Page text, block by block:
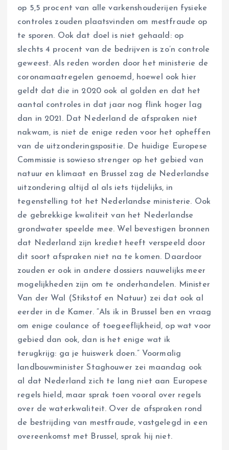
op 5,5 procent van alle varkenshouderijen fysieke
controles zouden plaatsvinden om mestfraude op
te sporen. Ook dat doel is niet gehaald: op
slechts 4 procent van de bedrijven is zo’n controle
geweest. Als reden worden door het ministerie de
coronamaatregelen genoemd, hoewel ook hier
geldt dat die in 2020 ook al golden en dat het
aantal controles in dat jaar nog flink hoger lag
dan in 2021. Dat Nederland de afspraken niet
nakwam, is niet de enige reden voor het opheffen
van de uitzonderingspositie. De huidige Europese
Commissie is sowieso strenger op het gebied van
natuur en klimaat en Brussel zag de Nederlandse
uitzondering altijd al als iets tijdelijks, in
tegenstelling tot het Nederlandse ministerie. Ook
de gebrekkige kwaliteit van het Nederlandse
grondwater speelde mee. Wel bevestigen bronnen
dat Nederland zijn krediet heeft verspeeld door
dit soort afspraken niet na te komen. Daardoor
zouden er ook in andere dossiers nauwelijks meer
mogelijkheden zijn om te onderhandelen. Minister
Van der Wal (Stikstof en Natuur) zei dat ook al
eerder in de Kamer. “Als ik in Brussel ben en vraag
om enige coulance of toegeeflijkheid, op wat voor
gebied dan ook, dan is het enige wat ik
terugkrijg: ga je huiswerk doen.” Voormalig
landbouwminister Staghouwer zei maandag ook
al dat Nederland zich te lang niet aan Europese
regels hield, maar sprak toen vooral over regels
over de waterkwaliteit. Over de afspraken rond
de bestrijding van mestfraude, vastgelegd in een
overeenkomst met Brussel, sprak hij niet.